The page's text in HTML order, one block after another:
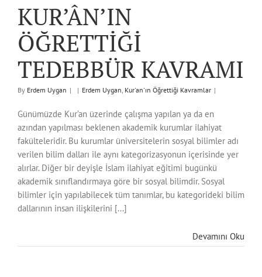
KUR’ÂN’IN
ÖĞRETTİĞİ
TEDEBBÜR KAVRAMI
By Erdem Uygan | | Erdem Uygan, Kur'an'ın Öğrettiği Kavramlar |
Günümüzde Kur’an üzerinde çalışma yapılan ya da en
azından yapılması beklenen akademik kurumlar ilahiyat
fakülteleridir. Bu kurumlar üniversitelerin sosyal bilimler adı
verilen bilim dalları ile aynı kategorizasyonun içerisinde yer
alırlar. Diğer bir deyişle İslam ilahiyat eğitimi bugünkü
akademik sınıflandırmaya göre bir sosyal bilimdir. Sosyal
bilimler için yapılabilecek tüm tanımlar, bu kategorideki bilim
dallarının insan ilişkilerini [...]
Devamını Oku